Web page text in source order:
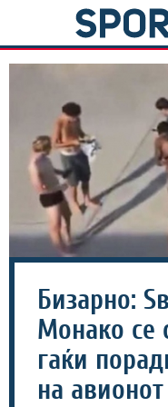
Бизарно:
Монако се
гаќи
на